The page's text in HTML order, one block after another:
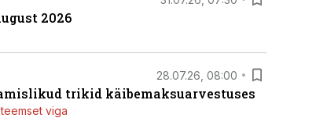
2026
28.07.26, 08:00
trikid käibemaksuarvestuses
viga